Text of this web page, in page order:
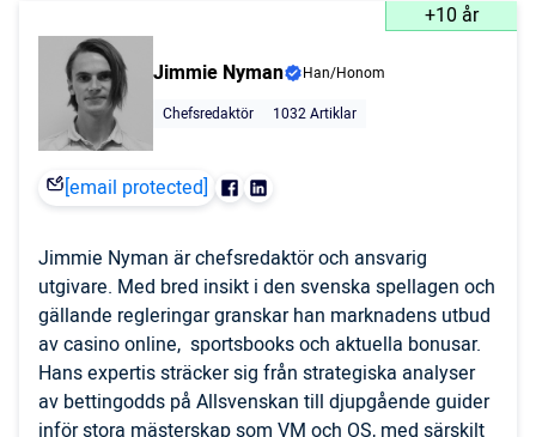
+10 år
Jimmie Nyman
Han/Honom
Chefsredaktör
1032 Artiklar
[email protected]
Jimmie Nyman är chefsredaktör och ansvarig
utgivare. Med bred insikt i den svenska spellagen och
gällande regleringar granskar han marknadens utbud
av casino online, sportsbooks och aktuella bonusar.
Hans expertis sträcker sig från strategiska analyser
av bettingodds på Allsvenskan till djupgående guider
inför stora mästerskap som VM och OS, med särskilt